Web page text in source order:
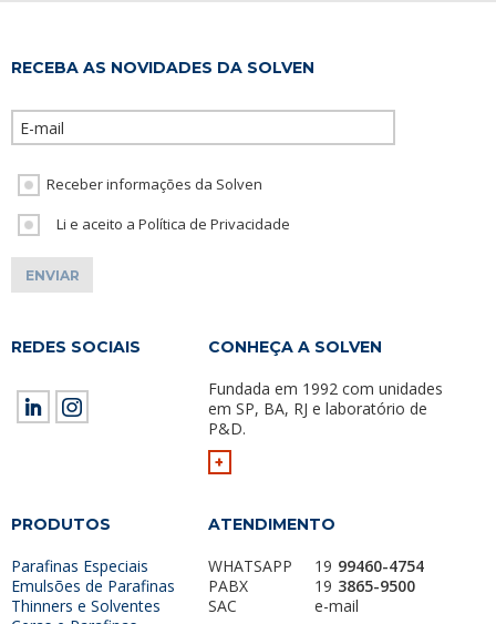
RECEBA AS NOVIDADES DA SOLVEN
Receber informações da Solven
Li e aceito a Política de Privacidade
Please leave
REDES SOCIAIS CONHEÇA A SOLVEN
Fundada em 1992 com unidades
em SP, BA, RJ e laboratório de
P&D.
+
PRODUTOS
Parafinas Especiais
Emulsões de Parafinas
Thinners e Solventes
ATENDIMENTO
WHATSAPP
PABX
SAC
19 99460-4754
19 3865-9500
e-mail